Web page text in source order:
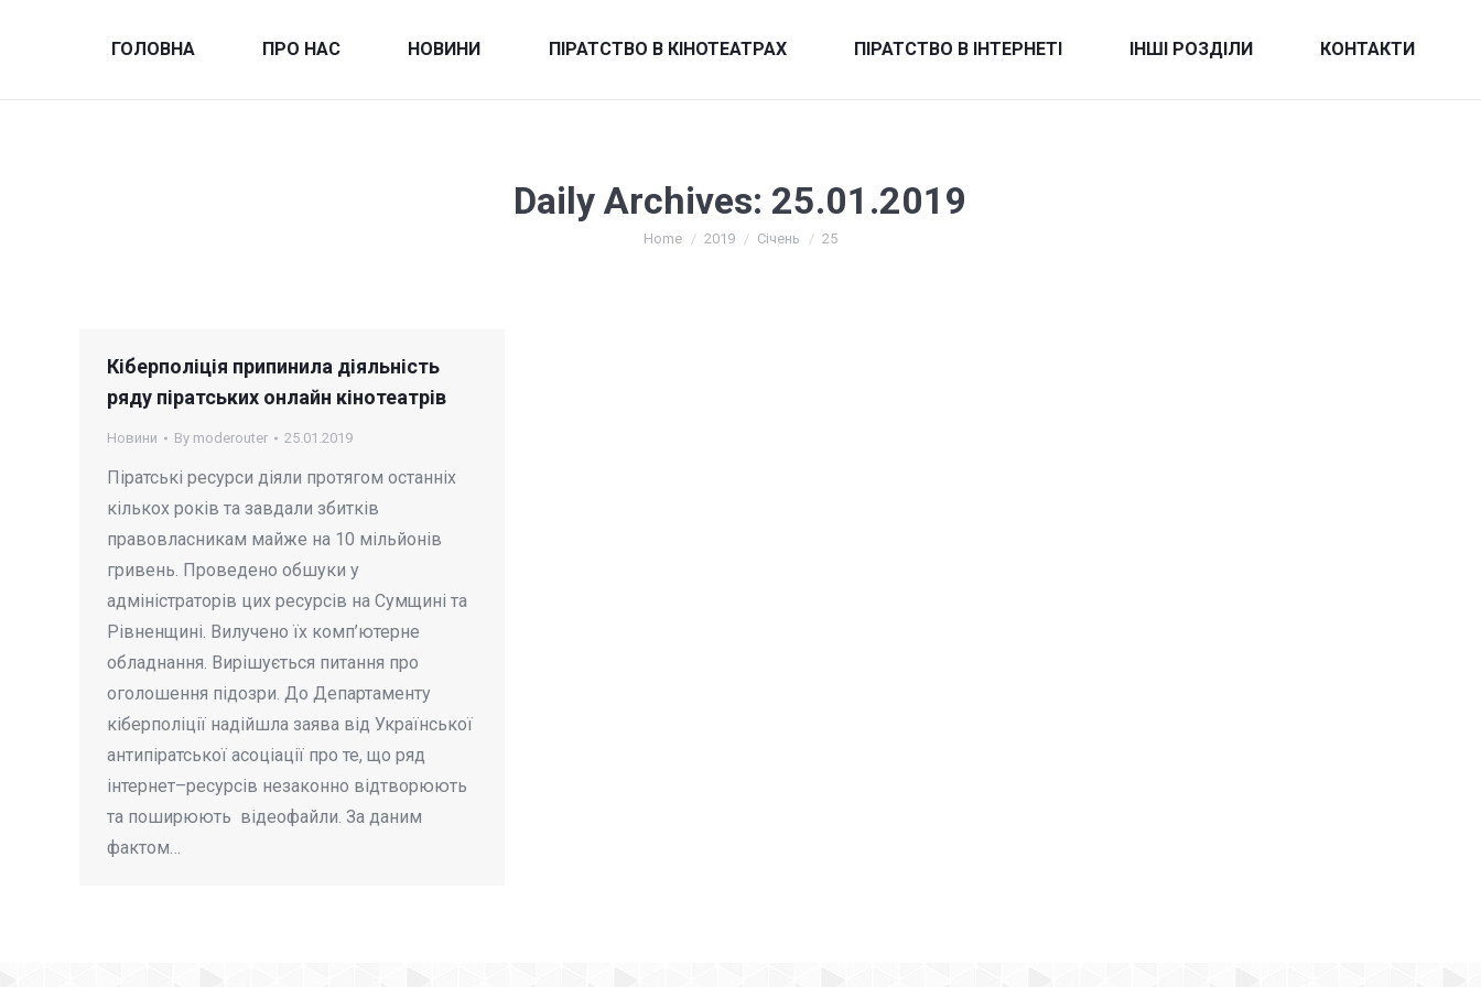
ГОЛОВНА ПРО НАС НОВИНИ ПІРАТСТВО В КІНОТЕАТРАХ ПІРАТСТВО В ІНТЕРНЕТІ ІНШІ РОЗДІЛИ КОНТАКТИ
Daily Archives: 25.01.2019
You are here:
Home 2019 Січень 25
Кіберполіція припинила діяльність
ряду піратських онлайн кінотеатрів
Новини By moderouter 25.01.2019
Піратські ресурси діяли протягом останніх
кількох років та завдали збитків
правовласникам майже на 10 мільйонів
гривень. Проведено обшуки у
адміністраторів цих ресурсів на Сумщині та
Рівненщині. Вилучено їх комп’ютерне
обладнання. Вирішується питання про
оголошення підозри. До Департаменту
кіберполіції надійшла заява від Української
антипіратської асоціації про те, що ряд
інтернет–ресурсів незаконно відтворюють
та поширюють відеофайли. За даним
фактом…